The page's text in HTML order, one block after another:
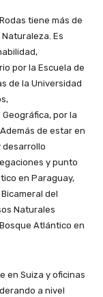
tiene más de
Es
por la Escuela de
de la Universidad
por la
de estar en
desarrollo
y punto
en Paraguay,
del
Naturales
Atlántico en
en Suiza y oficinas
a nivel